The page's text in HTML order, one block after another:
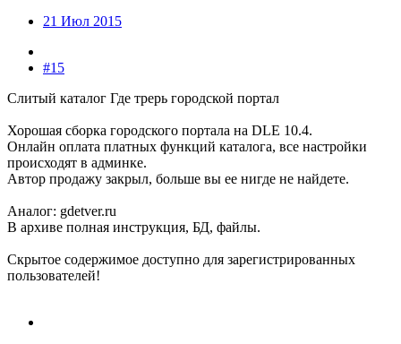
21 Июл 2015
#15
Слитый каталог Где трерь городской портал
Хорошая сборка городского портала на DLE 10.4.
Онлайн оплата платных функций каталога, все настройки
происходят в админке.
Автор продажу закрыл, больше вы ее нигде не найдете.
Аналог: gdetver.ru
В архиве полная инструкция, БД, файлы.
Скрытое содержимое доступно для зарегистрированных
пользователей!